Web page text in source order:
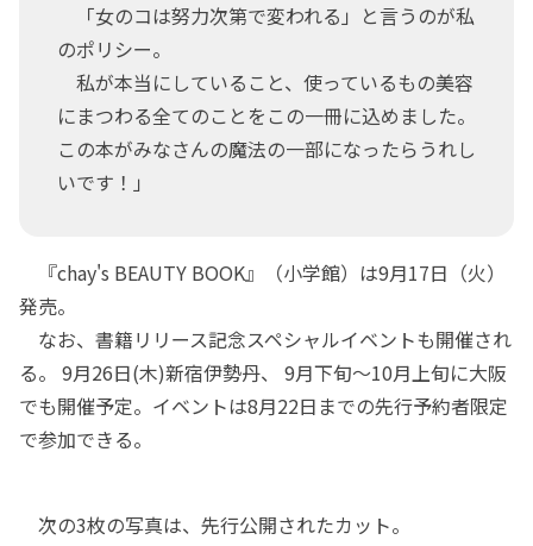
「女のコは努力次第で変われる」と言うのが私
のポリシー。
私が本当にしていること、使っているもの美容
にまつわる全てのことをこの一冊に込めました。
この本がみなさんの魔法の一部になったらうれし
いです！」
『chay's BEAUTY BOOK』（小学館）は9月17日（火）
発売。
なお、書籍リリース記念スペシャルイベントも開催され
る。 9月26日(木)新宿伊勢丹、 9月下旬～10月上旬に大阪
でも開催予定。イベントは8月22日までの先行予約者限定
で参加できる。
次の3枚の写真は、先行公開されたカット。